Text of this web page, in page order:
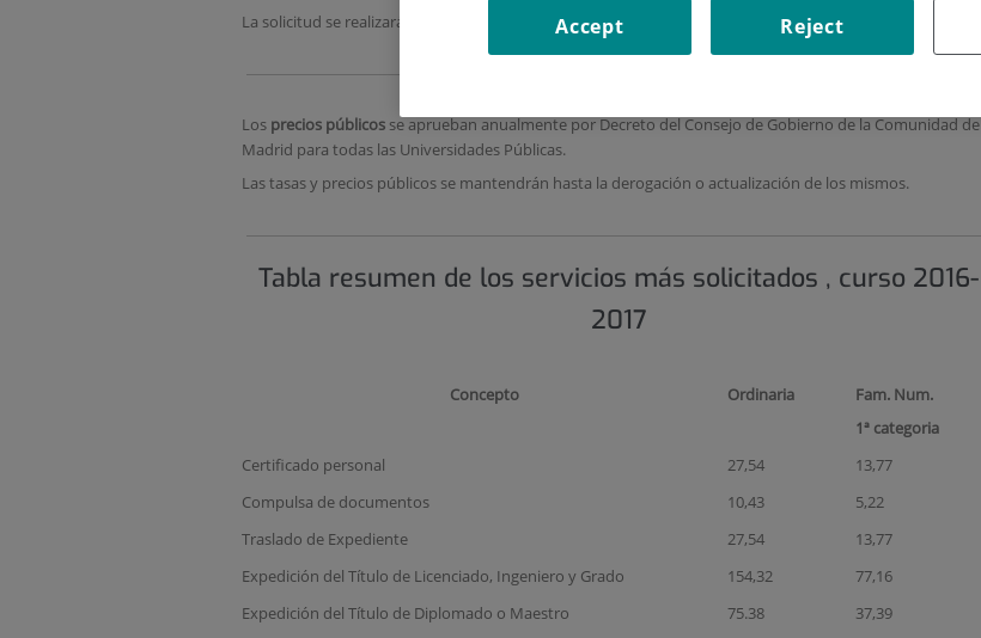
La solicitud se realizará
al menos con diez días de antelación a la fecha deseada de entrega.
Los precios públicos se aprueban anualmente por Decreto del Consejo de Gobierno de la Comunidad de
Madrid para todas las Universidades Públicas.
Las tasas y precios públicos se mantendrán hasta la derogación o actualización de los mismos.
Tabla resumen de los servicios más solicitados , curso 2016-
2017
Concepto Ordinaria
Fam. Num.
1ª categoria
Certificado personal
27,54
13,77
Compulsa de documentos
10,43
5,22
Traslado de Expediente
27,54
13,77
Expedición del Título de Licenciado, Ingeniero y Grado
154,32
77,16
Expedición del Título de Diplomado o Maestro
75.38
37,39
Reject
Accept